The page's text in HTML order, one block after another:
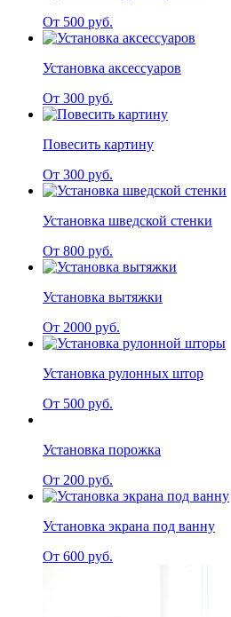
От 500 руб.
Установка аксессуаров
От 300 руб.
Повесить картину
От 300 руб.
Установка шведской стенки
От 800 руб.
Установка вытяжки
От 2000 руб.
Установка рулонных штор
От 500 руб.
Установка порожка
От 200 руб.
Установка экрана под ванну
От 600 руб.